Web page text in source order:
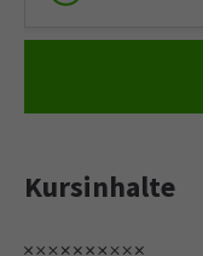
Kursinhalte